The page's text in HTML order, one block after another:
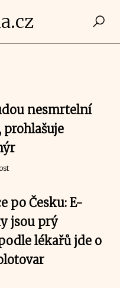
nesmrtelní
prohlašuje
po Česku: E-
jsou prý
lékařů jde o